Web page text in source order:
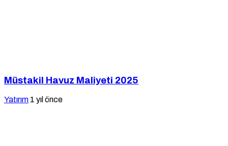
Müstakil Havuz Maliyeti 2025
Yatırım 1 yıl önce